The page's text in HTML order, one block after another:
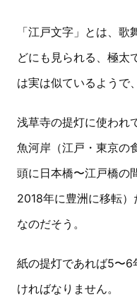
「江戸文字」とは、
どにも見られる、極太
は実は似ているようで
浅草寺の提灯に使われ
魚河岸（江戸・東京の
頭に日本橋〜江戸橋の
2018年に豊洲に移転
なのだそう。
紙の提灯であれば5〜6
ければなりません。